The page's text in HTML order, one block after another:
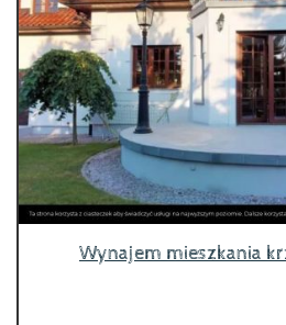
Wynajem mieszkania